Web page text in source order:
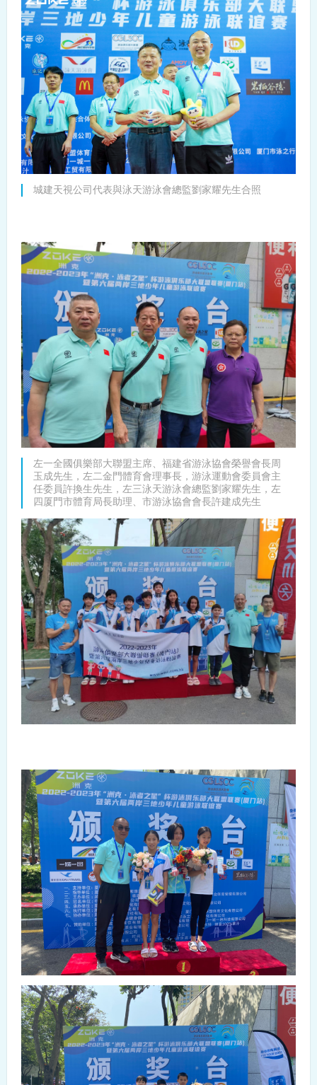
城建天視公司代表與泳天游泳會總監劉家耀先生合照
左一全國俱樂部大聯盟主席、福建省游泳協會榮譽會長周
玉成先生，左二金門體育會理事長，游泳運動會委員會主
任委員許換生先生，左三泳天游泳會總監劉家耀先生，左
四厦門市體育局長助理、市游泳協會會長許建成先生